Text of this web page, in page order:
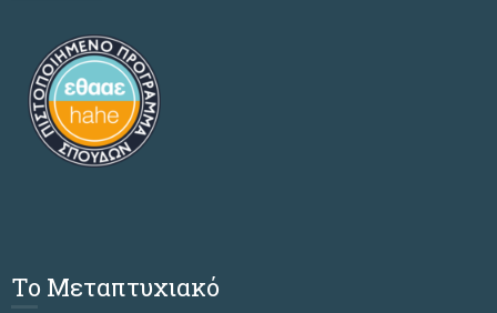
Το Μεταπτυχιακό